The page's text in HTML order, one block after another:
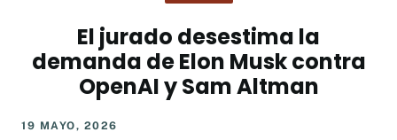
El jurado desestima la
demanda de Elon Musk contra
OpenAI y Sam Altman
19 MAYO, 2026